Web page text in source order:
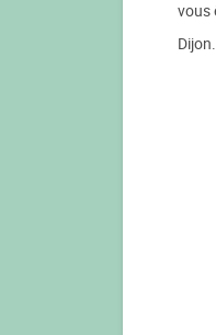
vous
Dijon.